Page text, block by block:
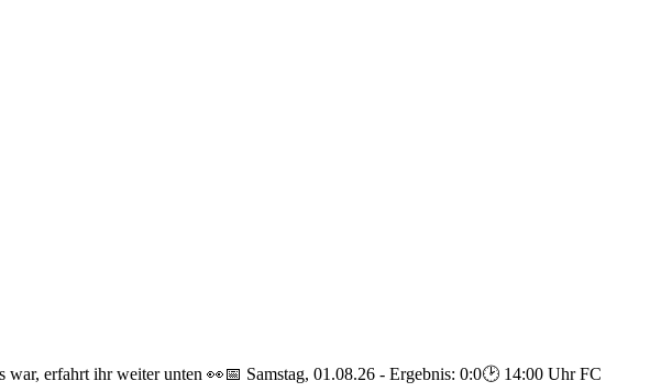
war, erfahrt ihr weiter unten 👀📅 Samstag, 01.08.26 - Ergebnis: 0:0🕑 14:00 Uhr FC